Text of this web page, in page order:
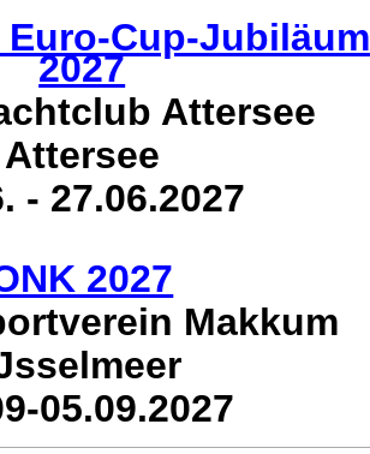
Cup-Jubiläum
2027
Attersee
Attersee
- 27.06.2027
2027
Makkum
05.09.2027